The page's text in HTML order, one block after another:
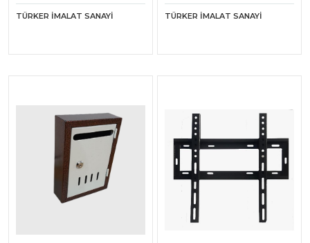
TÜRKER İMALAT SANAYI TÜRKER İMALAT SANAYI